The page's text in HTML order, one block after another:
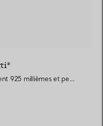
Collier Lasso Open Heart en argent 925 millièmes et perle